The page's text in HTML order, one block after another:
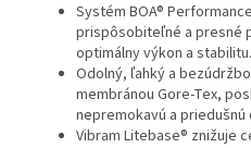
Systém BOA®
prispôsobiteľné a presné
optimálny výkon a stabilitu.
Odolný, ľahký a
membránou Gore-Tex,
nepremokavú a priedušnú
Vibram Litebase® znižuje